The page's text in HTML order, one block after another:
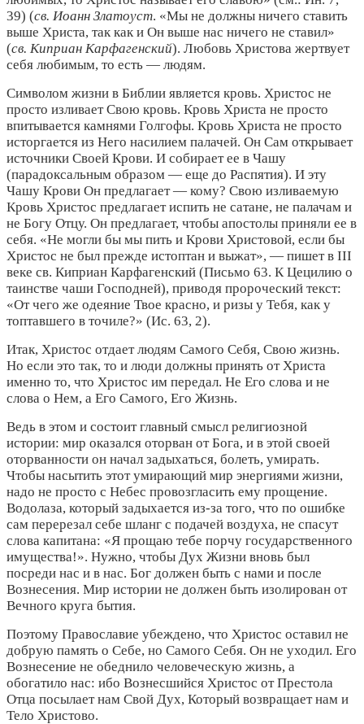
39) (св. Иоанн Златоуст. «Мы не должны ничего ставить
выше Христа, так как и Он выше нас ничего не ставил»
(св. Киприан Карфагенский). Любовь Христова жертвует
себя любимым, то есть — людям.
Символом жизни в Библии является кровь. Христос не
просто изливает Свою кровь. Кровь Христа не просто
впитывается камнями Голгофы. Кровь Христа не просто
исторгается из Него насилием палачей. Он Сам открывает
источники Своей Крови. И собирает ее в Чашу
(парадоксальным образом — еще до Распятия). И эту
Чашу Крови Он предлагает — кому? Свою изливаемую
Кровь Христос предлагает испить не сатане, не палачам и
не Богу Отцу. Он предлагает, чтобы апостолы приняли ее в
себя. «Не могли бы мы пить и Крови Христовой, если бы
Христос не был прежде истоптан и выжат», — пишет в III
веке св. Киприан Карфагенский (Письмо 63. К Цецилию о
таинстве чаши Господней), приводя пророческий текст:
«От чего же одеяние Твое красно, и ризы у Тебя, как у
топтавшего в точиле?» (Ис. 63, 2).
Итак, Христос отдает людям Самого Себя, Свою жизнь.
Но если это так, то и люди должны принять от Христа
именно то, что Христос им передал. Не Его слова и не
слова о Нем, а Его Самого, Его Жизнь.
Ведь в этом и состоит главный смысл религиозной
истории: мир оказался оторван от Бога, и в этой своей
оторванности он начал задыхаться, болеть, умирать.
Чтобы насытить этот умирающий мир энергиями жизни,
надо не просто с Небес провозгласить ему прощение.
Водолаза, который задыхается из-за того, что по ошибке
сам перерезал себе шланг с подачей воздуха, не спасут
слова капитана: «Я прощаю тебе порчу государственного
имущества!». Нужно, чтобы Дух Жизни вновь был
посреди нас и в нас. Бог должен быть с нами и после
Вознесения. Мир истории не должен быть изолирован от
Вечного круга бытия.
Поэтому Православие убеждено, что Христос оставил не
добрую память о Себе, но Самого Себя. Он не уходил. Его
Вознесение не обеднило человеческую жизнь, а
обогатило нас: ибо Вознесшийся Христос от Престола
Отца посылает нам Свой Дух, Который возвращает нам и
Тело Христово.